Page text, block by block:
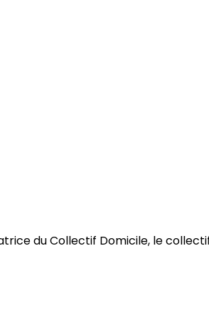
du Collectif Domicile, le